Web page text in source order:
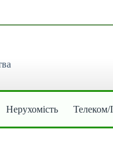
Нерухомість Телеком/